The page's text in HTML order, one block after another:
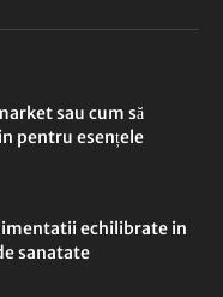
sau cum să
pentru esențele
echilibrate in
sanatate